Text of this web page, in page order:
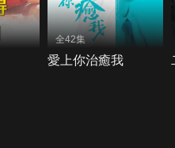
全42集
愛上你治癒我